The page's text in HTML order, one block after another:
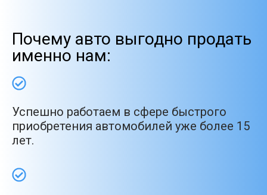
Почему авто выгодно продать
именно нам:
Успешно работаем в сфере быстрого
приобретения автомобилей уже более 15
лет.